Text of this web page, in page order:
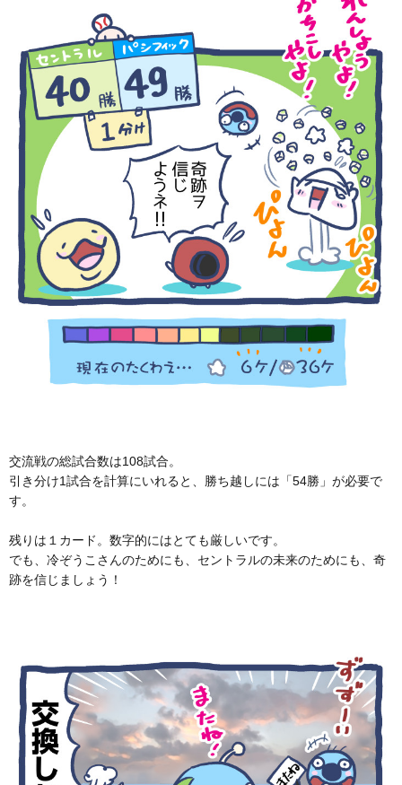
交流戦の総試合数は108試合。
引き分け1試合を計算にいれると、勝ち越しには「54勝」が必要で
す。
残りは１カード。数字的にはとても厳しいです。
でも、冷ぞうこさんのためにも、セントラルの未来のためにも、奇
跡を信じましょう！